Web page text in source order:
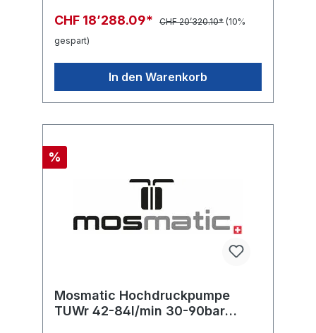
CHF 18’288.09* CHF 20’320.10* (10%
gespart)
In den Warenkorb
%
Mosmatic Hochdruckpumpe
TUWr 42-84l/min 30-90bar